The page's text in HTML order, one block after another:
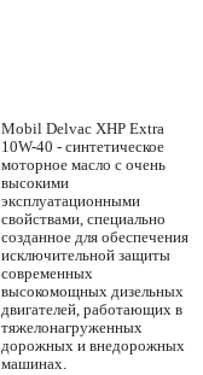
Mobil Delvac XHP Extra
10W-40 - синтетическое
моторное масло с очень
высокими
эксплуатационными
свойствами, специально
созданное для обеспечения
исключительной защиты
современных
высокомощных дизельных
двигателей, работающих в
тяжелонагруженных
дорожных и внедорожных
машинах.